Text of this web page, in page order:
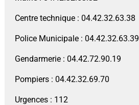
Centre technique : 04.42.32.63.38
Police Municipale : 04.42.32.63.39
Gendarmerie : 04.42.72.90.19
Pompiers : 04.42.32.69.70
Urgences : 112